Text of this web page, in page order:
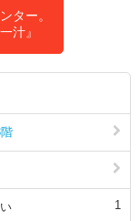
ター。
汁』
1